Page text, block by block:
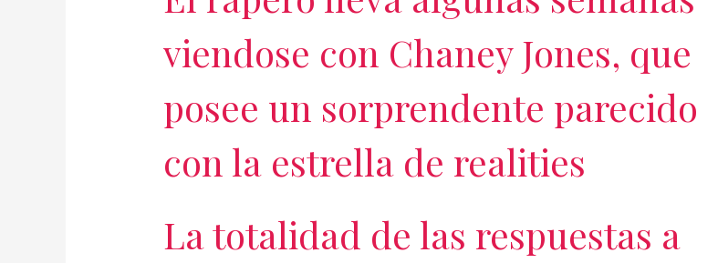
viendose con Chaney Jones, que
posee un sorprendente parecido
con la estrella de realities
La totalidad de las respuestas a